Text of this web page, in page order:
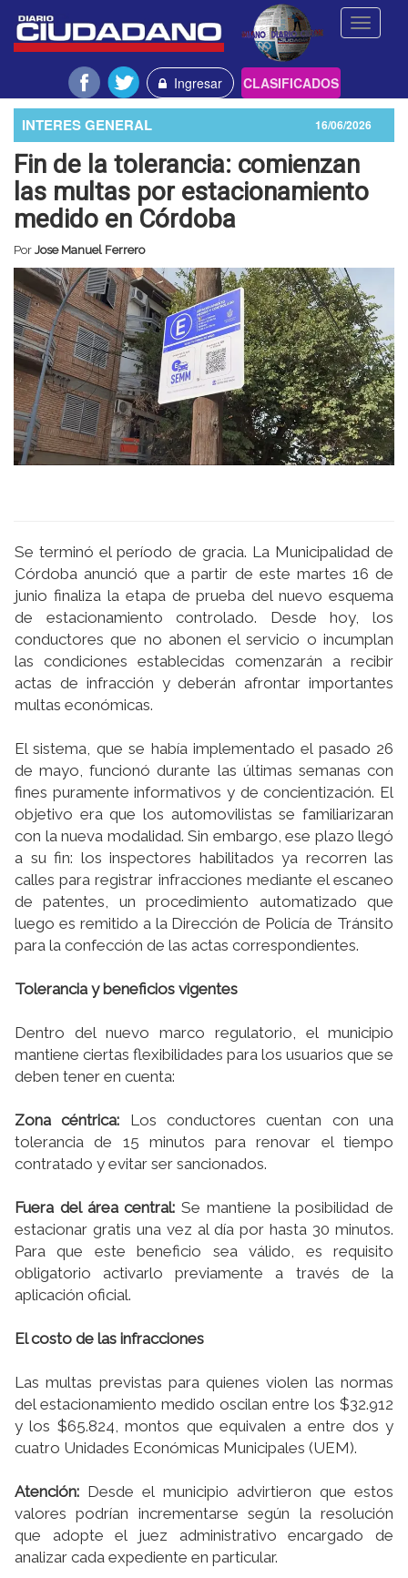
Toggle
Ingresar CLASIFICADOS
INTERES GENERAL 16/06/2026
Fin de la tolerancia: comienzan
las multas por estacionamiento
medido en Córdoba
Por Jose Manuel Ferrero
Se terminó el período de gracia. La Municipalidad de
Córdoba anunció que a partir de este martes 16 de
junio finaliza la etapa de prueba del nuevo esquema
de estacionamiento controlado. Desde hoy, los
conductores que no abonen el servicio o incumplan
las condiciones establecidas comenzarán a recibir
actas de infracción y deberán afrontar importantes
multas económicas.
El sistema, que se había implementado el pasado 26
de mayo, funcionó durante las últimas semanas con
fines puramente informativos y de concientización. El
objetivo era que los automovilistas se familiarizaran
con la nueva modalidad. Sin embargo, ese plazo llegó
a su fin: los inspectores habilitados ya recorren las
calles para registrar infracciones mediante el escaneo
de patentes, un procedimiento automatizado que
luego es remitido a la Dirección de Policía de Tránsito
para la confección de las actas correspondientes.
Tolerancia y beneficios vigentes
Dentro del nuevo marco regulatorio, el municipio
mantiene ciertas flexibilidades para los usuarios que se
deben tener en cuenta:
Zona céntrica: Los conductores cuentan con una
tolerancia de 15 minutos para renovar el tiempo
contratado y evitar ser sancionados.
Fuera del área central: Se mantiene la posibilidad de
estacionar gratis una vez al día por hasta 30 minutos.
Para que este beneficio sea válido, es requisito
obligatorio activarlo previamente a través de la
aplicación oficial.
El costo de las infracciones
Las multas previstas para quienes violen las normas
del estacionamiento medido oscilan entre los $32.912
y los $65.824, montos que equivalen a entre dos y
cuatro Unidades Económicas Municipales (UEM).
Atención: Desde el municipio advirtieron que estos
valores podrían incrementarse según la resolución
que adopte el juez administrativo encargado de
analizar cada expediente en particular.